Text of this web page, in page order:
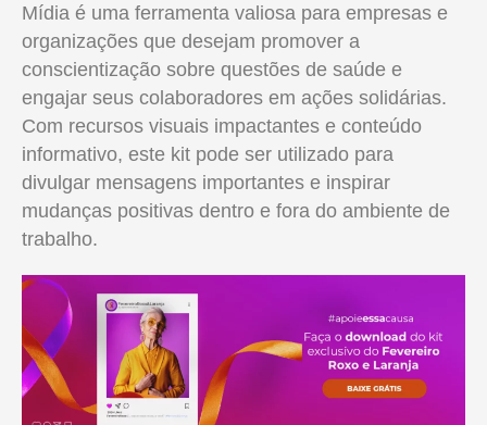
Mídia é uma ferramenta valiosa para empresas e
organizações que desejam promover a
conscientização sobre questões de saúde e
engajar seus colaboradores em ações solidárias.
Com recursos visuais impactantes e conteúdo
informativo, este kit pode ser utilizado para
divulgar mensagens importantes e inspirar
mudanças positivas dentro e fora do ambiente de
trabalho.